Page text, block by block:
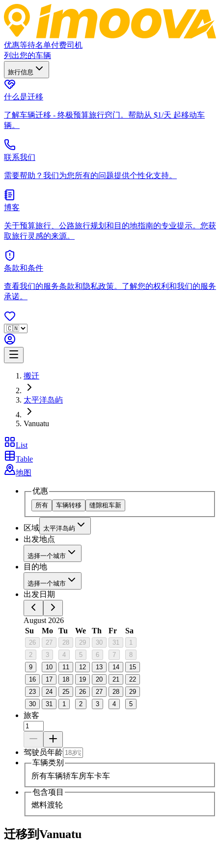
优惠等待名单付费司机
列出您的车辆
旅行信息
什么是迁移
了解车辆迁移 - 终极预算旅行窍门。帮助从 $1/天 起移动车
辆。
联系我们
需要帮助？我们为您所有的问题提供个性化支持。
博客
关于预算旅行、公路旅行规划和目的地指南的专业提示。您获
取旅行灵感的来源。
条款和条件
查看我们的服务条款和隐私政策。了解您的权利和我们的服务
承诺。
搬迁
太平洋岛屿
Vanuatu
List
Table
地图
优惠
所有 车辆转移 缝隙租车新
区域 太平洋岛屿
出发地点
选择一个城市
目的地
选择一个城市
出发日期
August 2026
Su
Mo Tu We Th Fr Sa
26 27 28 29 30 31
1
2
3 4 5 6 7
8
9
10 11 12 13 14
15
16
17 18 19 20 21
22
23
24 25 26 27 28
29
30
31 1 2 3 4 5
旅客
驾驶员年龄
车辆类别
所有车辆轿车房车卡车
包含项目
燃料渡轮
迁移到Vanuatu